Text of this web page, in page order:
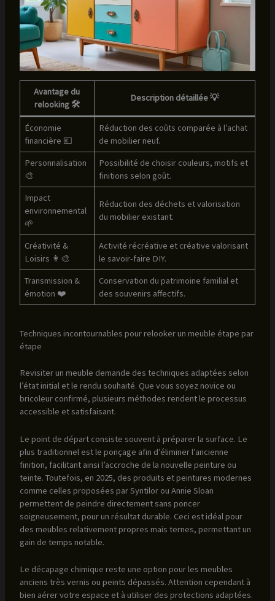
Avantage du
relooking 🛠️
Description détaillée 💡
Économie
financière 💶
Réduction des coûts comparée à l’achat
de mobilier neuf.
Personnalisation
🎨
Possibilité de choisir couleurs, motifs et
finitions selon goût.
Impact
environnemental
🌱
Réduction des déchets et valorisation
du mobilier existant.
Créativité &
Loisirs 👩‍🎨
Activité récréative et créative valorisant
le savoir-faire DIY.
Transmission &
émotion ❤️
Conservation du patrimoine familial et
des souvenirs affectifs.
Techniques incontournables pour relooker un meuble étape par
étape
Revisiter un meuble demande des techniques adaptées selon
l’état initial et le rendu souhaité. Que vous soyez novice ou
bricoleur confirmé, plusieurs méthodes rendent le processus
accessible et satisfaisant.
Le point de départ consiste souvent à préparer la surface. Le
plus traditionnel est le ponçage afin d’éliminer l’ancienne
finition, facilitant ainsi l’accroche de la nouvelle peinture ou
teinte. Toutefois, en 2025, des produits et peintures modernes
comme celles proposées par Syntilor ou Annie Sloan
permettent de peindre directement sans poncer
soigneusement, pour un résultat durable. Ceci est idéal pour
des meubles relativement propres mais ternes, permettant un
gain de temps notable.
Le décapage chimique reste une option pour les meubles
anciens très vernis ou peints dépassés. Attention cependant à
bien aérer votre espace et à utiliser des protections adaptées.